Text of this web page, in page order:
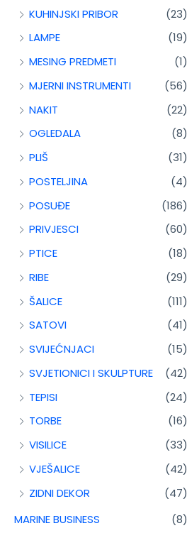
KUHINJSKI PRIBOR
(23)
LAMPE
(19)
MESING PREDMETI
(1)
MJERNI INSTRUMENTI
(56)
NAKIT
(22)
OGLEDALA
(8)
PLIŠ
(31)
POSTELJINA
(4)
POSUĐE
(186)
PRIVJESCI
(60)
PTICE
(18)
RIBE
(29)
ŠALICE
(111)
SATOVI
(41)
SVIJEĆNJACI
(15)
SVJETIONICI I SKULPTURE
(42)
TEPISI
(24)
TORBE
(16)
VISILICE
(33)
VJEŠALICE
(42)
ZIDNI DEKOR
(47)
MARINE BUSINESS
(8)